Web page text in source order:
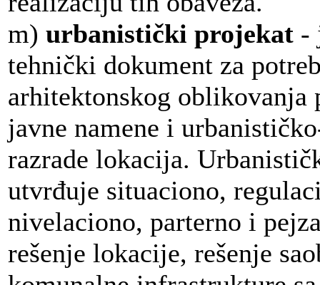
m) urbanistički projekat -
tehnički dokument za
arhitektonskog oblikovanja
javne namene i
razrade lokacija.
utvrđuje situaciono,
nivelaciono, parterno i
rešenje lokacije, rešenje